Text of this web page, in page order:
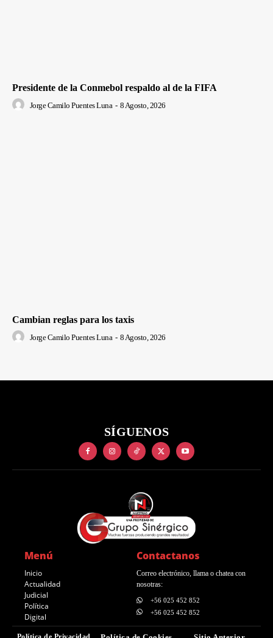
Presidente de la Conmebol respaldo al de la FIFA
Jorge Camilo Puentes Luna - 8 Agosto, 2026
Cambian reglas para los taxis
Jorge Camilo Puentes Luna - 8 Agosto, 2026
SÍGUENOS
Menú
Inicio
Actualidad
Judicial
Política
Digital
Contactanos
Correo electrónico, llama o chatea con
nosotras:
+56 025 452 852
+56 025 452 852